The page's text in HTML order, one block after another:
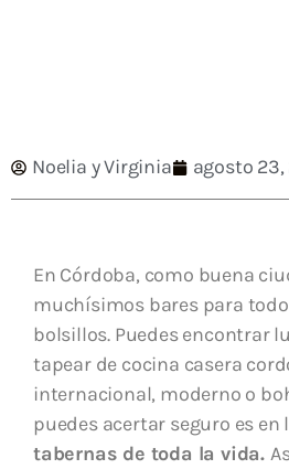
Noelia y Virginia agosto 23,
En Córdoba, como buena
muchísimos bares para
bolsillos. Puedes encontrar
tapear de cocina casera
internacional, moderno o
puedes acertar seguro es en
tabernas de toda la vida.